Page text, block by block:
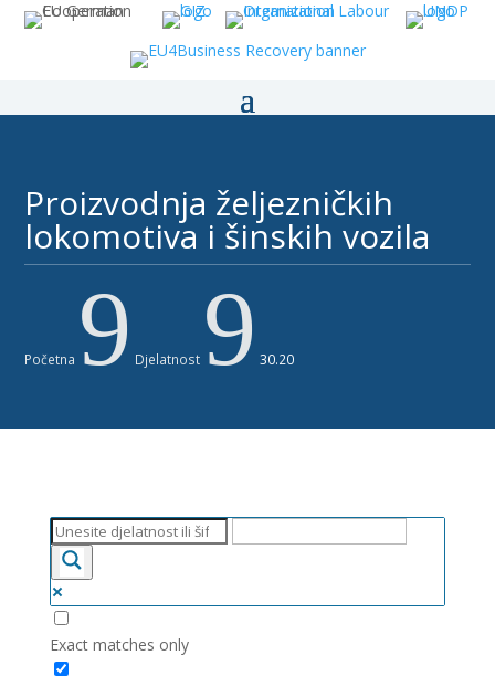
Proizvodnja željezničkih
lokomotiva i šinskih vozila ​
Početna 9 Djelatnost 9 30.20
Exact matches only